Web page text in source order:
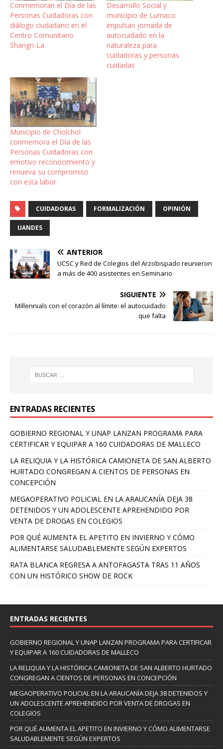
Conmemoran el Día de las
Personas Cuidadoras con
diálogo ciudadano en el
Centro Comunitario
Shangri-La
Desarrollo Social y
municipio de Lumaco
impulsan jornada de
autocuidado en la
naturaleza para
cuidadoras y personas
cuidadas
Municipio de Cholchol
conmemora el Día de las
Personas Cuidadoras con
emotivo reconocimiento y
renueva su compromiso
con esta labor
CUIDADORAS FORMALIZACIÓN OPINIÓN
UANDES
ANTERIOR
UCSC y Red de Colegios del Arzobispado reunieron
a más de 400 asistentes en Seminario
SIGUIENTE
Millennials con el corazón al límite: el autocuidado
que falta
ENTRADAS RECIENTES
GOBIERNO REGIONAL Y UNAP LANZAN PROGRAMA PARA
CERTIFICAR Y EQUIPAR A 160 CUIDADORAS DE MALLECO
LA RELIQUIA Y LA HISTÓRICA CAMIONETA DE SAN ALBERTO
HURTADO CONGREGAN A CIENTOS DE PERSONAS EN
CONCEPCIÓN
MEGAOPERATIVO POLICIAL EN LA ARAUCANÍA DEJA 38
DETENIDOS Y UN ADOLESCENTE APREHENDIDO POR
VENTA DE DROGAS EN COLEGIOS
POR QUÉ AUMENTA EL APETITO EN INVIERNO Y CÓMO
ALIMENTARSE SALUDABLEMENTE SEGÚN EXPERTOS
RATA BLANCA REGRESA A ANTOFAGASTA TRAS 11 AÑOS
CON UN HISTÓRICO SHOW DE ROCK
ENTRADAS RECIENTES
GOBIERNO REGIONAL Y UNAP LANZAN PROGRAMA PARA CERTIFICAR
Y EQUIPAR A 160 CUIDADORAS DE MALLECO
LA RELIQUIA Y LA HISTÓRICA CAMIONETA DE SAN ALBERTO HURTADO
CONGREGAN A CIENTOS DE PERSONAS EN CONCEPCIÓN
MEGAOPERATIVO POLICIAL EN LA ARAUCANÍA DEJA 38 DETENIDOS Y
UN ADOLESCENTE APREHENDIDO POR VENTA DE DROGAS EN
COLEGIOS
POR QUÉ AUMENTA EL APETITO EN INVIERNO Y CÓMO ALIMENTARSE
SALUDABLEMENTE SEGÚN EXPERTOS